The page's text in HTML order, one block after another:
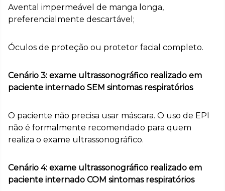
Avental impermeável de manga longa,
preferencialmente descartável;
Óculos de proteção ou protetor facial completo.
Cenário 3: exame ultrassonográfico realizado em
paciente internado SEM sintomas respiratórios
O paciente não precisa usar máscara. O uso de EPI
não é formalmente recomendado para quem
realiza o exame ultrassonográfico.
Cenário 4: exame ultrassonográfico realizado em
paciente internado COM sintomas respiratórios